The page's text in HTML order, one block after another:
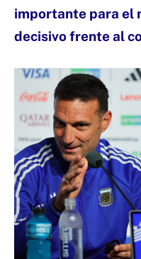
importante para el
decisivo frente al